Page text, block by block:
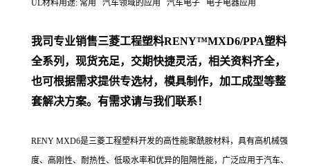
UL材料用途: 常用 汽车领域的应用 汽车电子 电子电器应用
我司专业销售三菱工程塑料RENY™MXD6/PPA塑料
全系列，现货充足，交期快捷灵活，相关资料齐全，
也可根据需求提供专选材，模具制作，加工成型等整
套解决方案。有需求请与我们联系！
RENY MXD6是三菱工程塑料开发的高性能聚酰胺材料，具有高机械强
度、高刚性、耐热性、低吸水率和优异的阻隔性能，广泛应用于汽车、